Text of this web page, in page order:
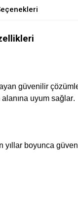
güvenilir
uyum sağlar.
yıllar boyunca